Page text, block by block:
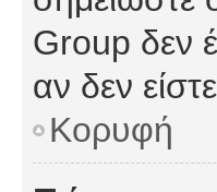
Group δεν
αν δεν
Κορυφή